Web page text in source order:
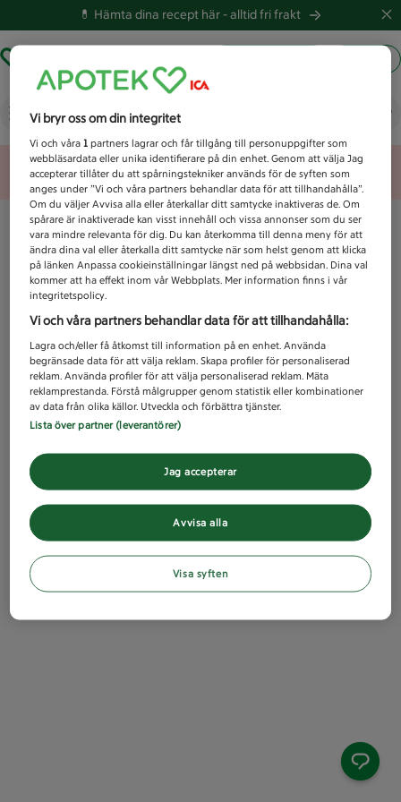
💊 Hämta dina recept här -alltid fri frakt
Vad letar du efter idag?
Unknown error
Vi bryr oss om din integritet
Vi och våra1 partners lagrar och får tillgång till personuppgifter som
webbläsardata eller unika identifierare på din enhet. Genom att välja Jag
accepterar tillåter du att spårningstekniker används för de syften som
anges under ”Vi och våra partners behandlar data för att tillhandahålla”.
Om du väljer Avvisa alla eller återkallar ditt samtycke inaktiveras de. Om
spårare är inaktiverade kan visst innehåll och vissa annonser som du ser
vara mindre relevanta för dig. Du kan återkomma till denna meny för att
ändra dina val eller återkalla ditt samtycke när som helst genom att klicka
på länken Anpassa cookieinställningar längst ned på webbsidan. Dina val
kommer att ha effekt inom vår Webbplats. Mer information finns i vår
integritetspolicy.
Vi och våra partners behandlar data för att tillhandahålla:
Lagra och/eller få åtkomst till information på en enhet. Använda
begränsade data för att välja reklam. Skapa profiler för personaliserad
reklam. Använda profiler för att välja personaliserad reklam. Mäta
reklamprestanda. Förstå målgrupper genom statistik eller kombinationer
av data från olika källor. Utveckla och förbättra tjänster.
Lista över partner (leverantörer)
Avvisa alla
Jag accepterar
Visa syften